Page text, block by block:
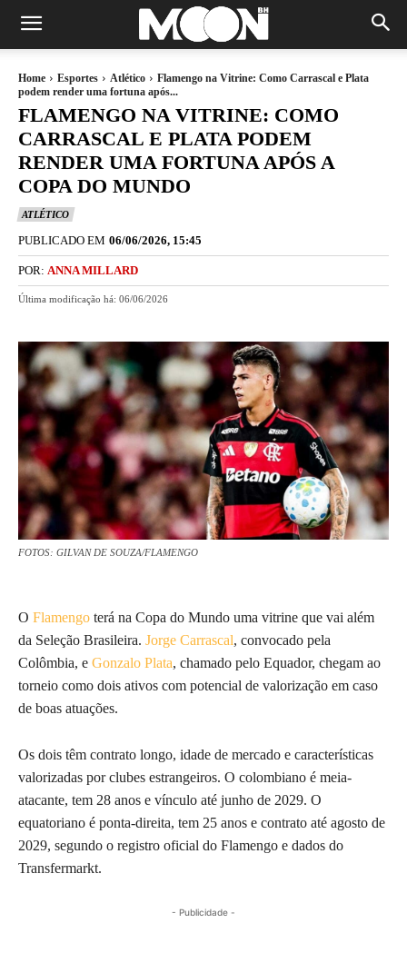
Home Esportes Atlético
Flamengo na Vitrine: Como Carrascal e Plata
podem render uma fortuna após...
FLAMENGO NA VITRINE: COMO
CARRASCAL E PLATA PODEM
RENDER UMA FORTUNA APÓS A
COPA DO MUNDO
ATLÉTICO
PUBLICADO EM 06/06/2026, 15:45
POR: ANNA MILLARD
Última modificação há: 06/06/2026
FOTOS: GILVAN DE SOUZA/FLAMENGO
O Flamengo terá na Copa do Mundo uma vitrine que vai além
da Seleção Brasileira. Jorge Carrascal, convocado pela
Colômbia, e Gonzalo Plata, chamado pelo Equador, chegam ao
torneio como dois ativos com potencial de valorização em caso
de boas atuações.
Os dois têm contrato longo, idade de mercado e características
valorizadas por clubes estrangeiros. O colombiano é meia-
atacante, tem 28 anos e vínculo até junho de 2029. O
equatoriano é ponta-direita, tem 25 anos e contrato até agosto de
2029, segundo o registro oficial do Flamengo e dados do
Transfermarkt.
- Publicidade -